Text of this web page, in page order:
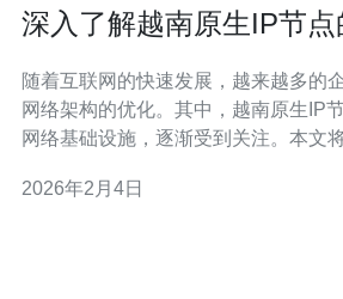
深入了解越南原生IP节
随着互联网的快速发展，越来越多的
网络架构的优化。其中，越南原生IP
网络基础设施，逐渐受到关注。本文
术。 首先，越南原生IP节点是指在越南本地运营并提供IP
2026年2月4日